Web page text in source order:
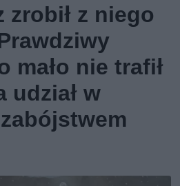
zrobił z niego
mało nie trafił
udział w